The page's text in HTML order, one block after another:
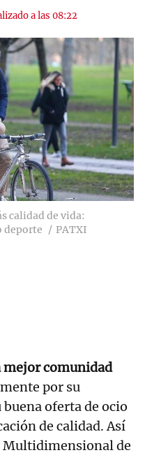
a las 08:22
calidad de vida:
deporte
PATXI
mejor comunidad
por su
oferta de ocio
de calidad. Así
Multidimensional de